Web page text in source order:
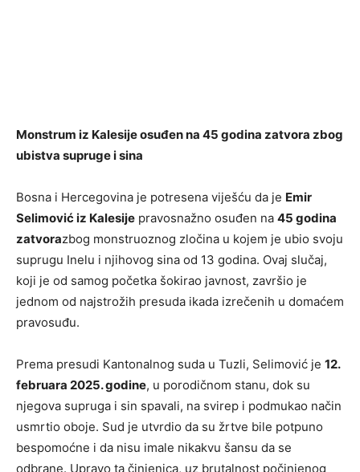
Monstrum iz Kalesije osuđen na 45 godina zatvora zbog
ubistva supruge i sina
Bosna i Hercegovina je potresena viješću da je Emir
Selimović iz Kalesije pravosnažno osuđen na 45 godina
zatvorazbog monstruoznog zločina u kojem je ubio svoju
suprugu Inelu i njihovog sina od 13 godina. Ovaj slučaj,
koji je od samog početka šokirao javnost, završio je
jednom od najstrožih presuda ikada izrečenih u domaćem
pravosuđu.
Prema presudi Kantonalnog suda u Tuzli, Selimović je 12.
februara 2025. godine, u porodičnom stanu, dok su
njegova supruga i sin spavali, na svirep i podmukao način
usmrtio oboje. Sud je utvrdio da su žrtve bile potpuno
bespomoćne i da nisu imale nikakvu šansu da se
odbrane. Upravo ta činjenica, uz brutalnost počinjenog